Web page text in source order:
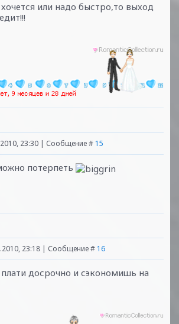
или надо быстро,то выход
23:30 | Сообщение # 15
потерпеть
23:18 | Сообщение # 16
плати досрочно и сэкономишь на